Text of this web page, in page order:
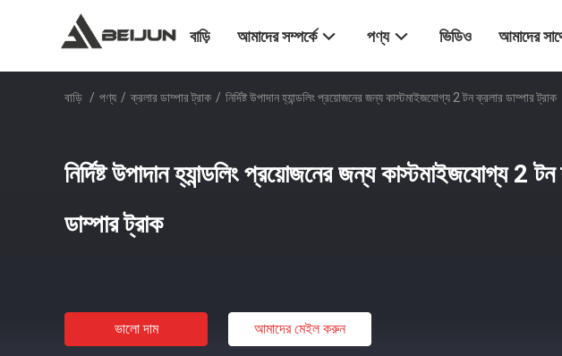
বাড়ি আমাদের সম্পর্কে পণ্য ভিডিও আমাদের
বাড়ি / পণ্য / ক্রলার ডাম্পার ট্রাক / নির্দিষ্ট উপাদান হ্যান্ডলিং প্রয়োজনের জন্য কাস্টমাইজযোগ্য 2 টন ক্রলার ডাম্পার ট্রাক
নির্দিষ্ট উপাদান হ্যান্ডলিং প্রয়োজনের জন্য কাস্টমাইজযোগ্য 2
ডাম্পার ট্রাক
ভালো দাম আমাদের মেইল ​​করুন